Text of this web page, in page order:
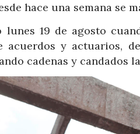
hace una semana se
lunes 19 de agosto
acuerdos y actuarios,
cadenas y candados